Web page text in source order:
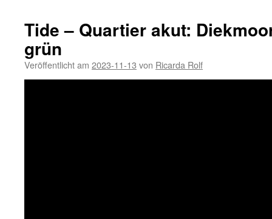
Tide – Quartier akut:
grün
Veröffentlicht am 2023-11-13 von Ricarda Rolf